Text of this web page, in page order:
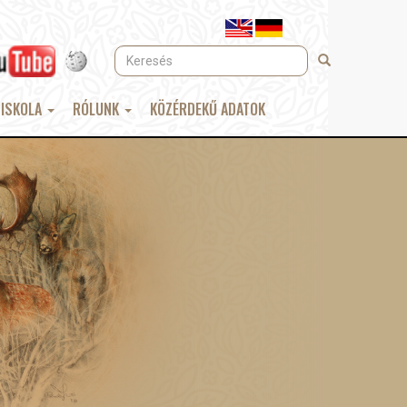
Keresés Keresés
RÓLUNK KÖZÉRDEKŰ ADATOK